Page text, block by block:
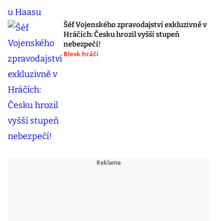
Šéf Vojenského zpravodajství exkluzivně v
Hráčích: Česku hrozil vyšší stupeň
nebezpečí!
Blesk hráči